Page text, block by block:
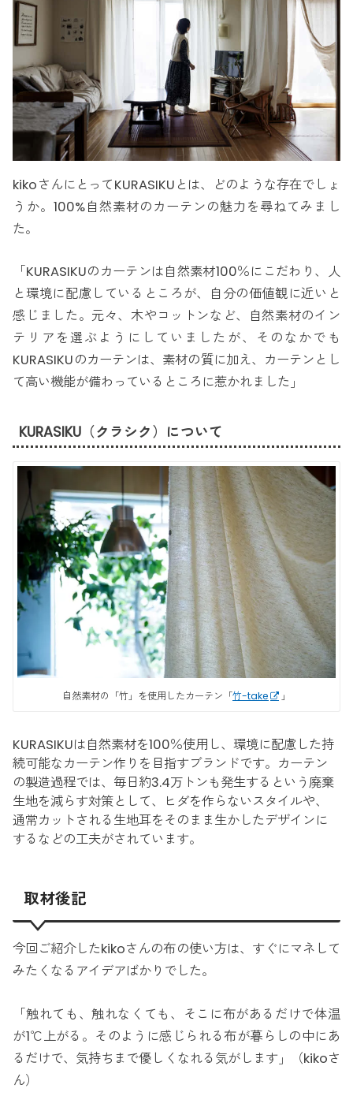
kikoさんにとってKURASIKUとは、どのような存在でしょ
うか。100%自然素材のカーテンの魅力を尋ねてみまし
た。
「KURASIKUのカーテンは自然素材100％にこだわり、人
と環境に配慮しているところが、自分の価値観に近いと
感じました。元々、木やコットンなど、自然素材のイン
テリアを選ぶようにしていましたが、そのなかでも
KURASIKUのカーテンは、素材の質に加え、カーテンとし
て高い機能が備わっているところに惹かれました」
KURASIKU（クラシク）について
自然素材の「竹」を使用したカーテン「竹-take 」
KURASIKUは自然素材を100％使用し、環境に配慮した持
続可能なカーテン作りを目指すブランドです。カーテン
の製造過程では、毎日約3.4万トンも発生するという廃棄
生地を減らす対策として、ヒダを作らないスタイルや、
通常カットされる生地耳をそのまま生かしたデザインに
するなどの工夫がされています。
取材後記
今回ご紹介したkikoさんの布の使い方は、すぐにマネして
みたくなるアイデアばかりでした。
「触れても、触れなくても、そこに布があるだけで体温
が1℃上がる。そのように感じられる布が暮らしの中にあ
るだけで、気持ちまで優しくなれる気がします」（kikoさ
ん）